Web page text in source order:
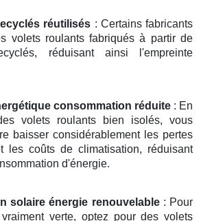
réutilisés : Certains fabricants
volets roulants fabriqués à partir de
réduisant ainsi l'empreinte
consommation réduite : En
volets roulants bien isolés, vous
baisser considérablement les pertes
les coûts de climatisation, réduisant
d'énergie.
solaire énergie renouvelable: Pour
verte, optez pour des volets